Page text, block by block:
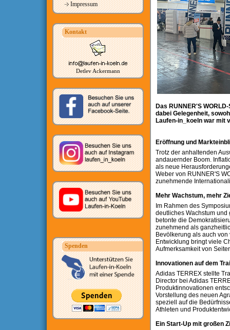
Impressum
Kontakt
Detlev Ackermann
Spenden
Das RUNNER'S
dabei Gelegenheit,
Laufen-in_koeln war mit
Eröffnung und
Trotz der anhaltenden
andauernder Boom.
als neue
Weber von RUNNER'S
zunehmende
Mehr Wachstum, mehr
Im Rahmen des
deutliches Wachstum und
betonte die
zunehmend als
Bevölkerung als auch
Entwicklung bringt viele
Aufmerksamkeit von
Innovationen auf dem
Adidas TERREX stellte
Director bei Adidas
Produktinnovationen
Vorstellung des neuen
speziell auf die
Athleten und
Ein Start-Up mit großen